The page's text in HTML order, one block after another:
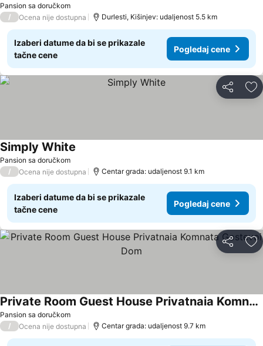
Pansion sa doručkom
/ Ocena nije dostupna Durlesti, Kišinjev: udaljenost 5.5 km
Izaberi datume da bi se prikazale
tačne cene
Pogledaj cene
Deli
Pansion sa doručkom
Simply White
/ Ocena nije dostupna Centar grada: udaljenost 9.1 km
Izaberi datume da bi se prikazale
tačne cene
Pogledaj cene
Deli
Pansion sa doručkom
Private Room Guest House Privatnaia Komnata Gostevoi Dom
/ Ocena nije dostupna Centar grada: udaljenost 9.7 km